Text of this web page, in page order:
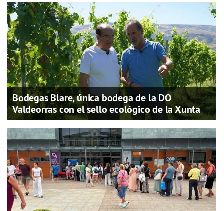
Bodegas Blare, única bodega de la DO
Valdeorras con el sello ecológico de la Xunta